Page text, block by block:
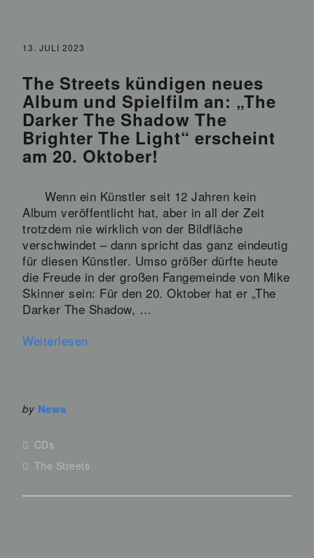
13. JULI 2023
The Streets kündigen neues
Album und Spielfilm an: „The
Darker The Shadow The
Brighter The Light“ erscheint
am 20. Oktober!
Wenn ein Künstler seit 12 Jahren kein
Album veröffentlicht hat, aber in all der Zeit
trotzdem nie wirklich von der Bildfläche
verschwindet – dann spricht das ganz eindeutig
für diesen Künstler. Umso größer dürfte heute
die Freude in der großen Fangemeinde von Mike
Skinner sein: Für den 20. Oktober hat er „The
Darker The Shadow, …
Weiterlesen
by News
CDs
The Streets